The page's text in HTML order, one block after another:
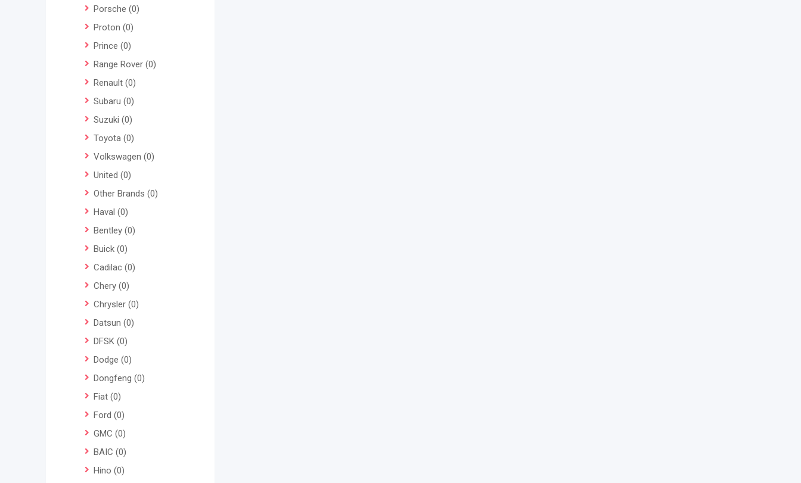
Porsche (0)
Proton (0)
Prince (0)
Range Rover (0)
Renault (0)
Subaru (0)
Suzuki (0)
Toyota (0)
Volkswagen (0)
United (0)
Other Brands (0)
Haval (0)
Bentley (0)
Buick (0)
Cadilac (0)
Chery (0)
Chrysler (0)
Datsun (0)
DFSK (0)
Dodge (0)
Dongfeng (0)
Fiat (0)
Ford (0)
GMC (0)
BAIC (0)
Hino (0)